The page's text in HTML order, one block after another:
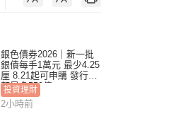
銀色債券2026｜新一批
銀債每手1萬元 最少4.25
厘 8.21起可申購 發行金
額最多550億
投資理財
2小時前